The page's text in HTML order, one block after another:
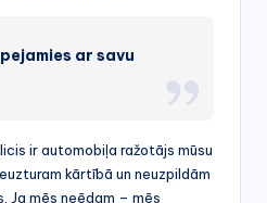
ar savu
ir automobiļa ražotājs mūsu
kārtībā un neuzpildām
Ja mēs neēdam – mēs